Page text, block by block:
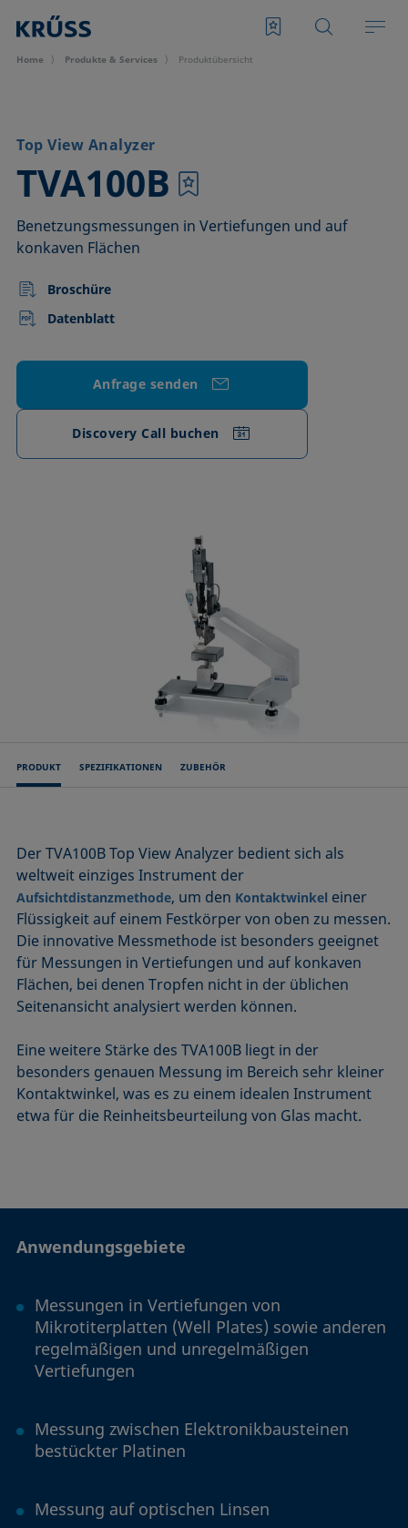
Home Produkte & Services Produktübersicht
Top View Analyzer
TVA100B
–
Benetzungsmessungen in Vertiefungen und auf
konkaven Flächen
Broschüre
Datenblatt
Anfrage senden
Discovery Call buchen
PRODUKT SPEZIFIKATIONEN ZUBEHÖR
Der TVA100B Top View Analyzer bedient sich als
weltweit einziges Instrument der
Aufsichtdistanzmethode, um den Kontaktwinkel einer
Flüssigkeit auf einem Festkörper von oben zu messen.
Die innovative Messmethode ist besonders geeignet
für Messungen in Vertiefungen und auf konkaven
Flächen, bei denen Tropfen nicht in der üblichen
Seitenansicht analysiert werden können.
Eine weitere Stärke des TVA100B liegt in der
besonders genauen Messung im Bereich sehr kleiner
Kontaktwinkel, was es zu einem idealen Instrument
etwa für die Reinheitsbeurteilung von Glas macht.
Anwendungsgebiete
Messungen in Vertiefungen von
Mikrotiterplatten (Well Plates) sowie anderen
regelmäßigen und unregelmäßigen
Vertiefungen
Messung zwischen Elektronikbausteinen
bestückter Platinen
Messung auf optischen Linsen